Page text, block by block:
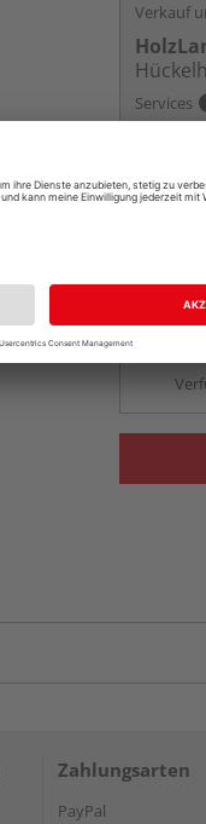
Verkauf
Services
Auf
Auf
Zahlungsarten
PayPal